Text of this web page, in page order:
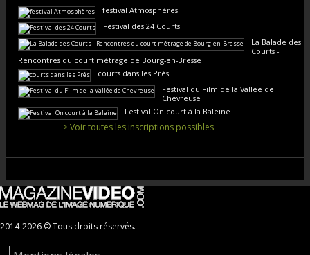
festival Atmosphères
Festival des 24 Courts
La Balade des
Courts -
Rencontres du court métrage de Bourg-en-Bresse
courts dans les Prés
Festival du Film de la Vallée de
Chevreuse
Festival On court à la Baleine
> Voir toutes les inscriptions possibles
2014-2026 © Tous droits réservés.